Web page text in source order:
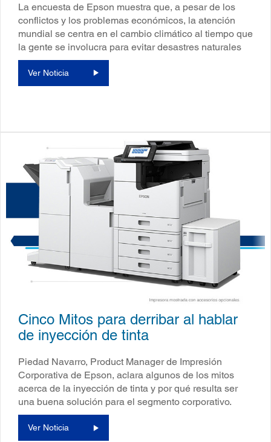
La encuesta de Epson muestra que, a pesar de los
conflictos y los problemas económicos, la atención
mundial se centra en el cambio climático al tiempo que
la gente se involucra para evitar desastres naturales
Ver Noticia
Cinco Mitos para derribar al hablar
de inyección de tinta
Piedad Navarro, Product Manager de Impresión
Corporativa de Epson, aclara algunos de los mitos
acerca de la inyección de tinta y por qué resulta ser
una buena solución para el segmento corporativo.
Ver Noticia